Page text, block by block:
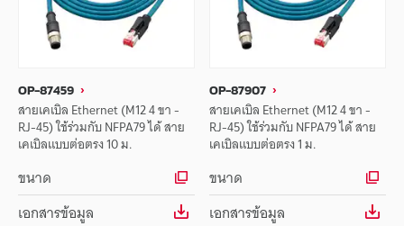
OP-87459
สายเคเบิล Ethernet (M12 4 ขา -
RJ-45) ใช้ร่วมกับ NFPA79 ได้ สาย
เคเบิลแบบต่อตรง 10 ม.
ขนาด
เอกสารข้อมูล
OP-87907
สายเคเบิล Ethernet (M12 4 ขา -
RJ-45) ใช้ร่วมกับ NFPA79 ได้ สาย
เคเบิลแบบต่อตรง 1 ม.
ขนาด
เอกสารข้อมูล